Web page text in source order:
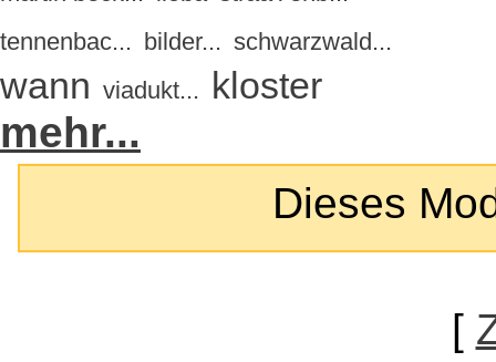
tennenbac... bilder... schwarzwald...
wann viadukt... kloster
mehr...
Dieses
[